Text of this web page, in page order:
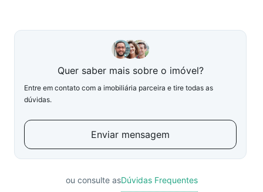
Quer saber mais sobre o imóvel?
Entre em contato com a imobiliária parceira e tire todas as
dúvidas.
Enviar mensagem
ou consulte asDúvidas Frequentes